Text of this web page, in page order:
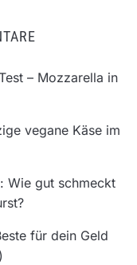
– Mozzarella in
vegane Käse im
Wie gut schmeckt
für dein Geld